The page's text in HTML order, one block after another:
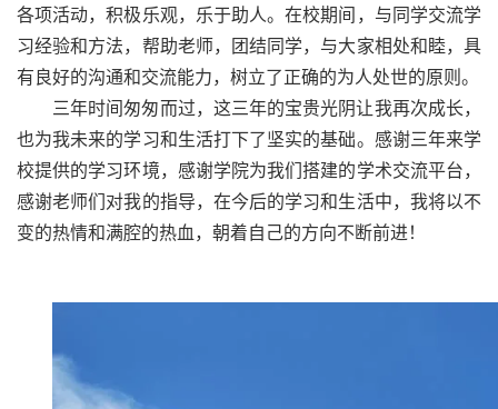
各项活动，积极乐观，乐于助人。在校期间，与同学交流学
习经验和方法，帮助老师，团结同学，与大家相处和睦，具
有良好的沟通和交流能力，树立了正确的为人处世的原则。
三年时间匆匆而过，这三年的宝贵光阴让我再次成长，
也为我未来的学习和生活打下了坚实的基础。感谢三年来学
校提供的学习环境，感谢学院为我们搭建的学术交流平台，
感谢老师们对我的指导，在今后的学习和生活中，我将以不
变的热情和满腔的热血，朝着自己的方向不断前进！